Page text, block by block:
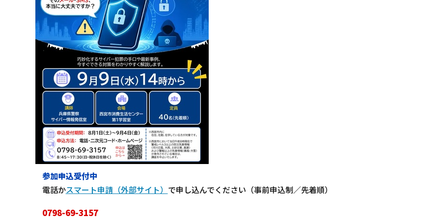
参加申込受付中
電話かスマート申請（外部サイト） で申し込んでください（事前申込制／先着順）
0798-69-3157